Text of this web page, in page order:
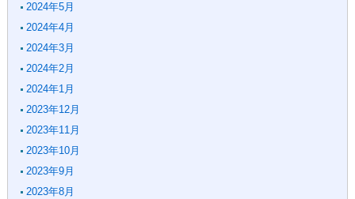
2024年5月
2024年4月
2024年3月
2024年2月
2024年1月
2023年12月
2023年11月
2023年10月
2023年9月
2023年8月